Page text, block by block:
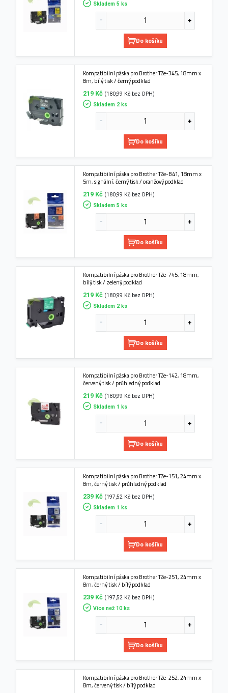
Skladem 5 ks
Do košíku
Kompatibilní páska pro Brother TZe-345, 18mm x
8m, bílý tisk / černý podklad
219 Kč (180,99 Kč bez DPH)
Skladem 2 ks
Do košíku
Kompatibilní páska pro Brother TZe-B41, 18mm x
5m, signální, černý tisk / oranžový podklad
219 Kč (180,99 Kč bez DPH)
Skladem 5 ks
Do košíku
Kompatibilní páska pro Brother TZe-745, 18mm,
bílý tisk / zelený podklad
219 Kč (180,99 Kč bez DPH)
Skladem 2 ks
Do košíku
Kompatibilní páska pro Brother TZe-142, 18mm,
červený tisk / průhledný podklad
219 Kč (180,99 Kč bez DPH)
Skladem 1 ks
Do košíku
Kompatibilní páska pro Brother TZe-151, 24mm x
8m, černý tisk / průhledný podklad
239 Kč (197,52 Kč bez DPH)
Skladem 1 ks
Do košíku
Kompatibilní páska pro Brother TZe-251, 24mm x
8m, černý tisk / bílý podklad
239 Kč (197,52 Kč bez DPH)
Více než 10 ks
Do košíku
Kompatibilní páska pro Brother TZe-252, 24mm x
8m, červený tisk / bílý podklad